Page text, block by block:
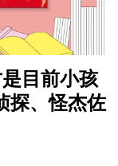
目前小孩
探、怪杰佐